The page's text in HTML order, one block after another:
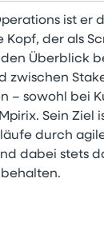
ist er
Kopf, der als
den Überblick
zwischen
– sowohl bei
Sein Ziel
durch
dabei stets